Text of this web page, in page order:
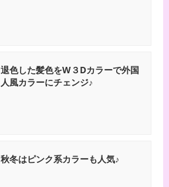
退色した髪色をW３Dカラーで外国
人風カラーにチェンジ♪
秋冬はピンク系カラーも人気♪